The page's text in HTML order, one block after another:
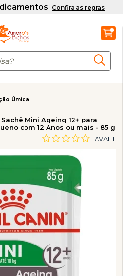
Úmida
Mini Ageing 12+ para
com 12 Anos ou mais - 85 g
AVALIE